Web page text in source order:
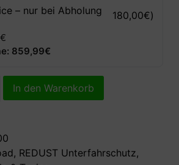
– nur bei Abholung
180,00€)
859,99€
In den Warenkorb
, REDUST Unterfahrschutz,